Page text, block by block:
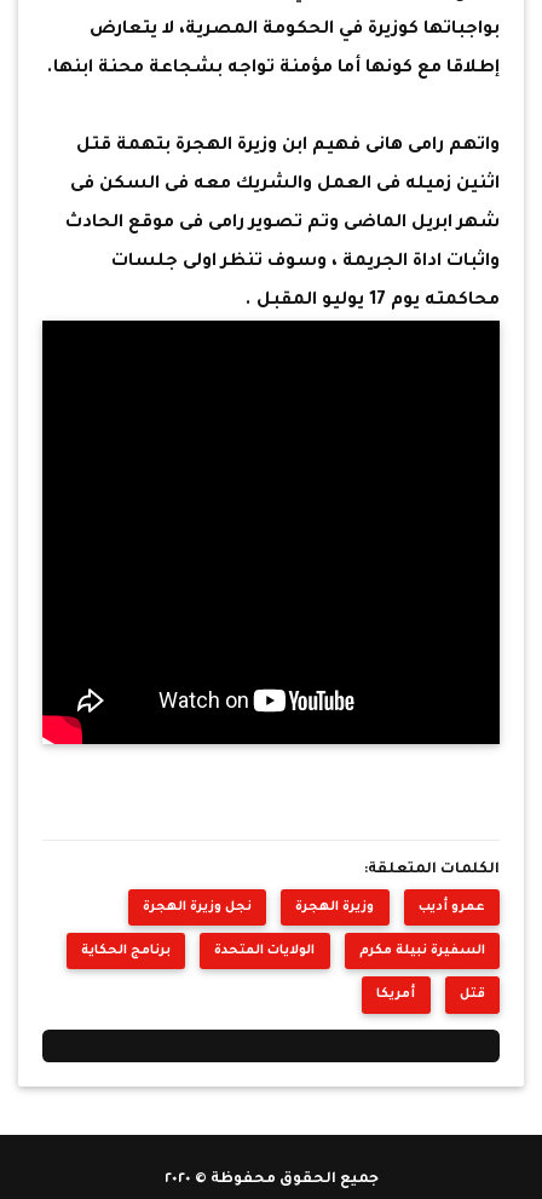
بواجباتها كوزيرة في الحكومة المصرية، لا يتعارض
إطلاقا مع كونها أما مؤمنة تواجه بشجاعة محنة ابنها.
واتهم رامى هانى فهيم ابن وزيرة الهجرة بتهمة قتل
اثنين زميله فى العمل والشريك معه فى السكن فى
شهر ابريل الماضى وتم تصوير رامى فى موقع الحادث
واثبات اداة الجريمة ، وسوف تنظر اولى جلسات
محاكمته يوم 17 يوليو المقبل .
الكلمات المتعلقة:
عمرو أديب وزيرة الهجرة نجل وزيرة الهجرة
السفيرة نبيلة مكرم الولايات المتحدة برنامج الحكاية
قتل أمريكا
جميع الحقوق محفوظة © ٢٠٢٠